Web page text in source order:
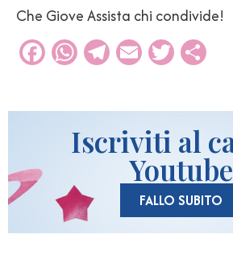
Che Giove Assista chi condivide!
Facebook
WhatsApp
Telegram
EmailTwitter
Iscriviti al
Youtube
FALLO SUBITO